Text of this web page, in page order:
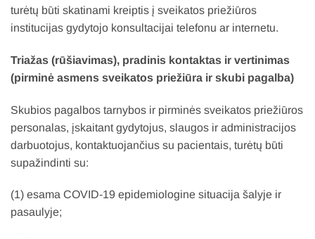
turėtų būti skatinami kreiptis į sveikatos priežiūros
institucijas gydytojo konsultacijai telefonu ar internetu.
Triažas (rūšiavimas), pradinis kontaktas ir vertinimas
(pirminė asmens sveikatos priežiūra ir skubi pagalba)
Skubios pagalbos tarnybos ir pirminės sveikatos priežiūros
personalas, įskaitant gydytojus, slaugos ir administracijos
darbuotojus, kontaktuojančius su pacientais, turėtų būti
supažindinti su:
(1) esama COVID-19 epidemiologine situacija šalyje ir
pasaulyje;